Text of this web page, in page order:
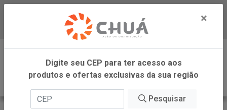
Baixe já nosso APP
0
×
Digite seu CEP para ter acesso aos
produtos e ofertas exclusivas da sua região
Pesquisar